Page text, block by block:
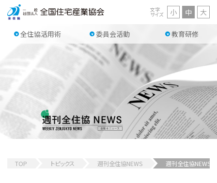
全住協活用術 委員会活動 教育研修
文字
サイズ 小 中 大
TOP トピックス 週刊全住協NEWS 週刊全住協NEWS